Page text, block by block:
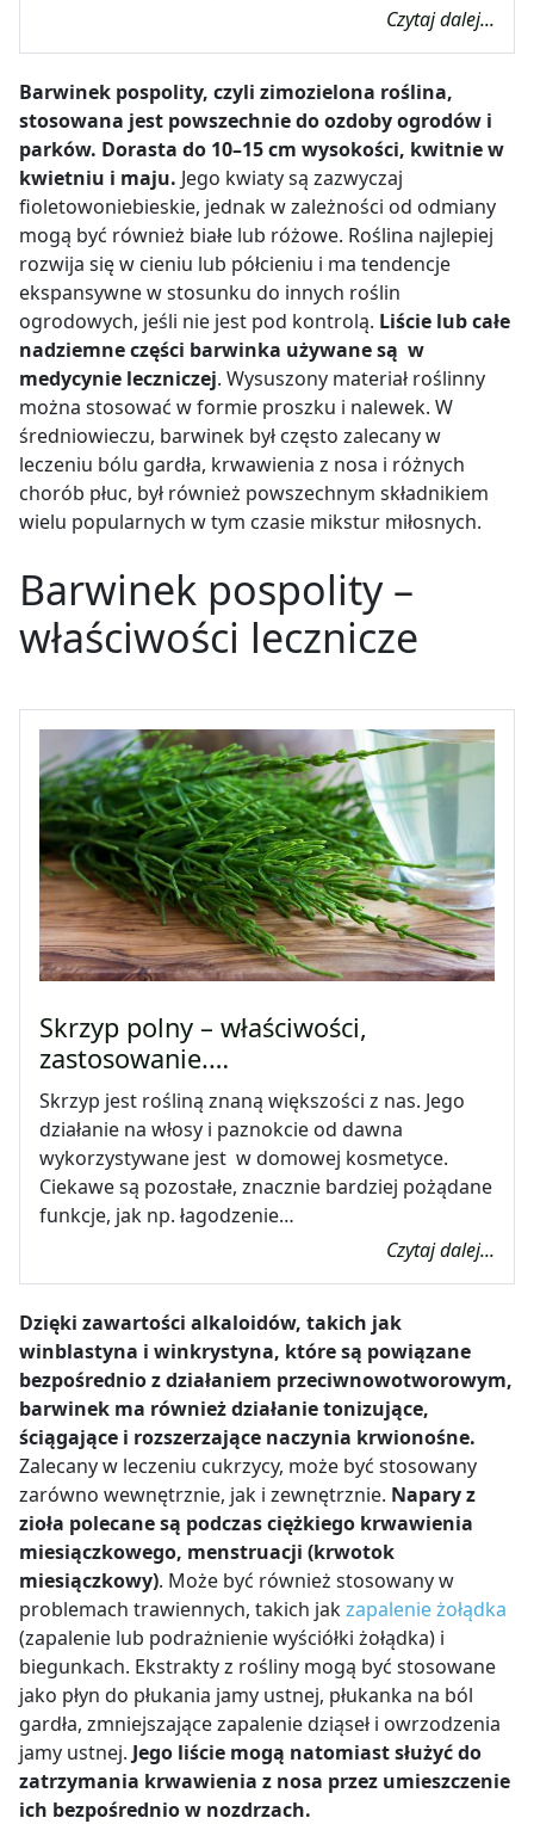
Czytaj dalej...
Barwinek pospolity, czyli zimozielona roślina,
stosowana jest powszechnie do ozdoby ogrodów i
parków. Dorasta do 10–15 cm wysokości, kwitnie w
kwietniu i maju. Jego kwiaty są zazwyczaj
fioletowoniebieskie, jednak w zależności od odmiany
mogą być również białe lub różowe. Roślina najlepiej
rozwija się w cieniu lub półcieniu i ma tendencje
ekspansywne w stosunku do innych roślin
ogrodowych, jeśli nie jest pod kontrolą. Liście lub całe
nadziemne części barwinka używane są w
medycynie leczniczej. Wysuszony materiał roślinny
można stosować w formie proszku i nalewek. W
średniowieczu, barwinek był często zalecany w
leczeniu bólu gardła, krwawienia z nosa i różnych
chorób płuc, był również powszechnym składnikiem
wielu popularnych w tym czasie mikstur miłosnych.
Barwinek pospolity –
właściwości lecznicze
Skrzyp polny – właściwości,
zastosowanie.…
Skrzyp jest rośliną znaną większości z nas. Jego
działanie na włosy i paznokcie od dawna
wykorzystywane jest w domowej kosmetyce.
Ciekawe są pozostałe, znacznie bardziej pożądane
funkcje, jak np. łagodzenie…
Czytaj dalej...
Dzięki zawartości alkaloidów, takich jak
winblastyna i winkrystyna, które są powiązane
bezpośrednio z działaniem przeciwnowotworowym,
barwinek ma również działanie tonizujące,
ściągające i rozszerzające naczynia krwionośne.
Zalecany w leczeniu cukrzycy, może być stosowany
zarówno wewnętrznie, jak i zewnętrznie. Napary z
zioła polecane są podczas ciężkiego krwawienia
miesiączkowego, menstruacji (krwotok
miesiączkowy). Może być również stosowany w
problemach trawiennych, takich jakzapalenie żołądka
(zapalenie lub podrażnienie wyściółki żołądka) i
biegunkach. Ekstrakty z rośliny mogą być stosowane
jako płyn do płukania jamy ustnej, płukanka na ból
gardła, zmniejszające zapalenie dziąseł i owrzodzenia
jamy ustnej. Jego liście mogą natomiast służyć do
zatrzymania krwawienia z nosa przez umieszczenie
ich bezpośrednio w nozdrzach.